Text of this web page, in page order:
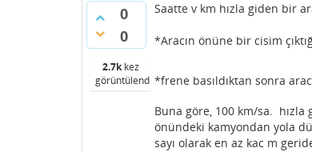
0
0
2.7kkez
görüntülendi
Saatte v km hızla giden bir
*Aracın önüne bir cisim
*frene basıldıktan sonra
Buna göre, 100 km/sa. hızla
önündeki kamyondan yola
sayı olarak en az kac m